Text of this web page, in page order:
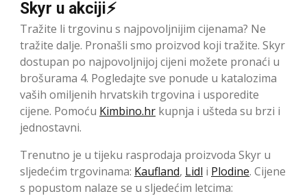
Skyr u akciji⚡
Tražite li trgovinu s najpovoljnijim cijenama? Ne
tražite dalje. Pronašli smo proizvod koji tražite. Skyr
dostupan po najpovoljnijoj cijeni možete pronaći u
brošurama 4. Pogledajte sve ponude u katalozima
vaših omiljenih hrvatskih trgovina i usporedite
cijene. Pomoću Kimbino.hr kupnja i ušteda su brzi i
jednostavni.
Trenutno je u tijeku rasprodaja proizvoda Skyr u
sljedećim trgovinama: Kaufland, Lidl i Plodine. Cijene
s popustom nalaze se u sljedećim letcima: